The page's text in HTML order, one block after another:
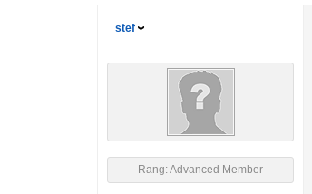
stef
Rang: Advanced Member